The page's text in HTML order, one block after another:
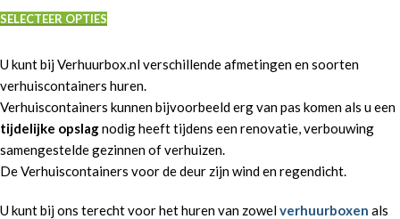
SELECTEER OPTIES
U kunt bij Verhuurbox.nl verschillende afmetingen en soorten
verhuiscontainers huren.
Verhuiscontainers kunnen bijvoorbeeld erg van pas komen als u een
tijdelijke opslagnodig heeft tijdens een renovatie, verbouwing
samengestelde gezinnen of verhuizen.
De Verhuiscontainers voor de deur zijn wind en regendicht.
U kunt bij ons terecht voor het huren van zowelverhuurboxen als